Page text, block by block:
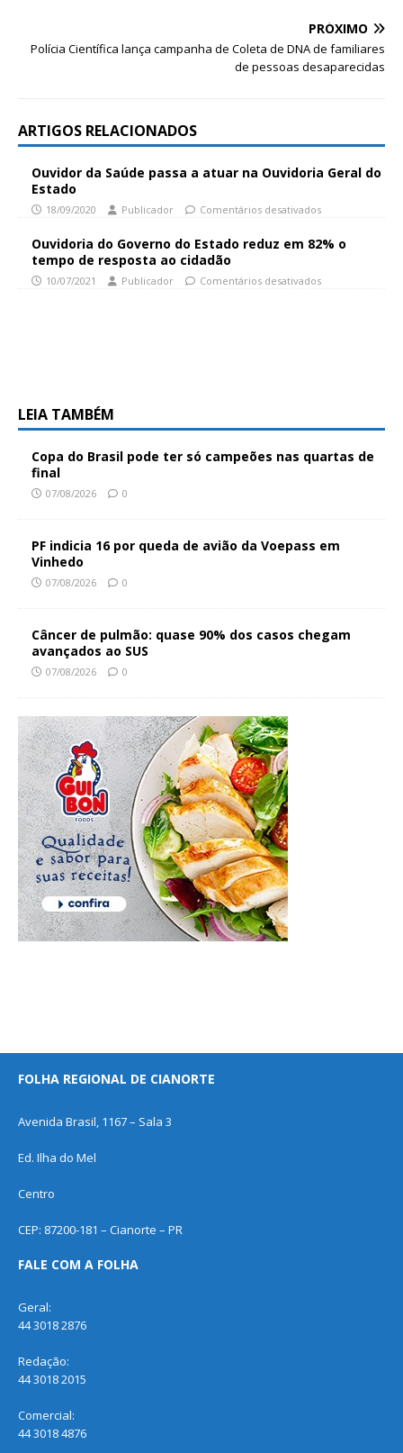
PRÓXIMO
Polícia Científica lança campanha de Coleta de DNA de familiares
de pessoas desaparecidas
ARTIGOS RELACIONADOS
Ouvidor da Saúde passa a atuar na Ouvidoria Geral do
Estado
18/09/2020 Publicador Comentários desativados
Ouvidoria do Governo do Estado reduz em 82% o
tempo de resposta ao cidadão
10/07/2021 Publicador Comentários desativados
LEIA TAMBÉM
Copa do Brasil pode ter só campeões nas quartas de
final
07/08/2026 0
PF indicia 16 por queda de avião da Voepass em
Vinhedo
07/08/2026 0
Câncer de pulmão: quase 90% dos casos chegam
avançados ao SUS
07/08/2026 0
FOLHA REGIONAL DE CIANORTE
Avenida Brasil, 1167 – Sala 3
Ed. Ilha do Mel
Centro
CEP: 87200-181 – Cianorte – PR
FALE COM A FOLHA
Geral:
44 3018 2876
Redação:
44 3018 2015
Comercial:
44 3018 4876